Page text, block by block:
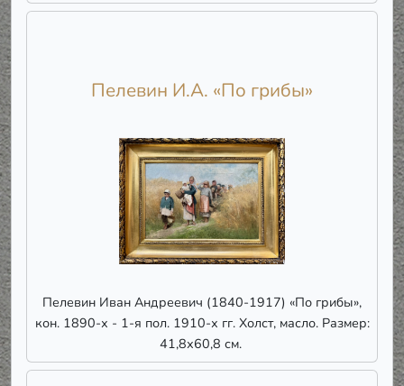
Пелевин И.А. «По грибы»
Пелевин Иван Андреевич (1840-1917) «По грибы»,
кон. 1890-х - 1-я пол. 1910-х гг. Холст, масло. Размер:
41,8х60,8 см.